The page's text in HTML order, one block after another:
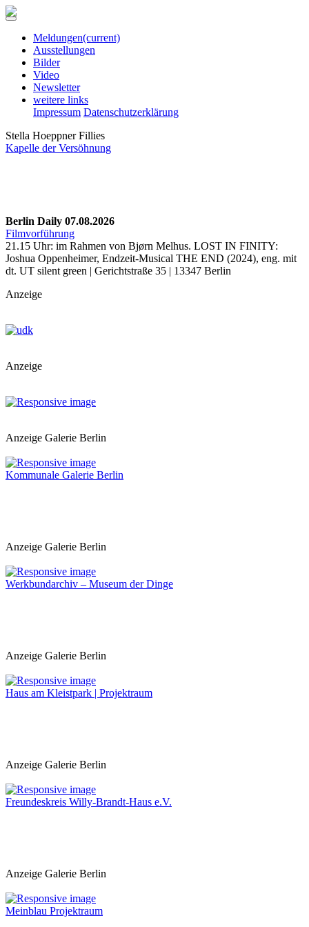
Meldungen(current)
Ausstellungen
Bilder
Video
Newsletter
weitere links
Impressum Datenschutzerklärung
Stella Hoeppner Fillies
Kapelle der Versöhnung
Berlin Daily 07.08.2026
Filmvorführung
21.15 Uhr: im Rahmen von Bjørn Melhus. LOST IN FINITY:
Joshua Oppenheimer, Endzeit-Musical THE END (2024), eng. mit
dt. UT silent green | Gerichtstraße 35 | 13347 Berlin
Anzeige
Anzeige
Anzeige Galerie Berlin
Kommunale Galerie Berlin
Anzeige Galerie Berlin
Werkbundarchiv – Museum der Dinge
Anzeige Galerie Berlin
Haus am Kleistpark | Projektraum
Anzeige Galerie Berlin
Freundeskreis Willy-Brandt-Haus e.V.
Anzeige Galerie Berlin
Meinblau Projektraum